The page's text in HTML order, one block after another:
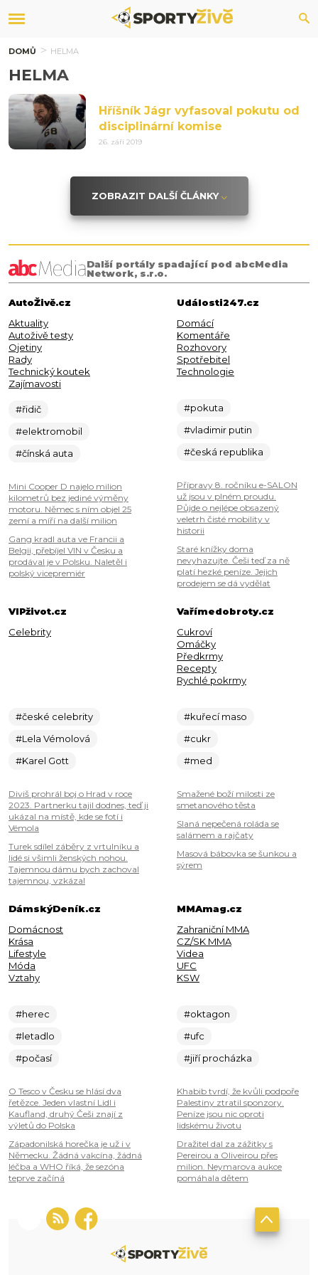
DOMŮ HELMA
HELMA
Hříšník Jágr vyfasoval pokutu od
disciplinární komise
26. září 2019
ZOBRAZIT DALŠÍ ČLÁNKY
Další portály spadající pod abcMedia
Network, s.r.o.
AutoŽivě.cz
Aktuality
Autoživě testy
Ojetiny
Rady
Technický koutek
Zajímavosti
#řidič
#elektromobil
#čínská auta
Mini Cooper D najelo milion
kilometrů bez jediné výměny
motoru. Němec s ním objel 25
zemí a míří na další milion
Gang kradl auta ve Francii a
Belgii, přebíjel VIN v Česku a
prodával je v Polsku. Naletěl i
polský vicepremiér
Události247.cz
Domácí
Komentáře
Rozhovory
Spotřebitel
Technologie
#pokuta
#vladimir putin
#česká republika
Přípravy 8. ročníku e-SALON
už jsou v plném proudu.
Půjde o nejlépe obsazený
veletrh čisté mobility v
historii
Staré knížky doma
nevyhazujte. Češi teď za ně
platí hezké peníze. Jejich
prodejem se dá vydělat
VIPživot.cz
Celebrity
#české celebrity
#Lela Vémolová
#Karel Gott
Diviš prohrál boj o Hrad v roce
2023. Partnerku tajil dodnes, teď ji
ukázal na místě, kde se fotí i
Vémola
Turek sdílel záběry z vrtulníku a
lidé si všimli ženských nohou.
Tajemnou dámu bych zachoval
tajemnou, vzkázal
Vařímedobroty.cz
Cukroví
Omáčky
Předkrmy
Recepty
Rychlé pokrmy
#kuřecí maso
#cukr
#med
Smažené boží milosti ze
smetanového těsta
Slaná nepečená roláda se
salámem a rajčaty
Masová bábovka se šunkou a
sýrem
DámskýDeník.cz
Domácnost
Krása
Lifestyle
Móda
Vztahy
#herec
#letadlo
#počasí
O Tesco v Česku se hlásí dva
řetězce. Jeden vlastní Lidl i
Kaufland, druhý Češi znají z
výletů do Polska
Západonilská horečka je už i v
Německu. Žádná vakcína, žádná
léčba a WHO říká, že sezóna
teprve začíná
MMAmag.cz
Zahraniční MMA
CZ/SK MMA
Videa
UFC
KSW
#oktagon
#ufc
#jiří procházka
Khabib tvrdí, že kvůli podpoře
Palestiny ztratil sponzory.
Peníze jsou nic oproti
lidskému životu
Dražitel dal za zážitky s
Pereirou a Oliveirou přes
milion. Neymarova aukce
pomáhala dětem